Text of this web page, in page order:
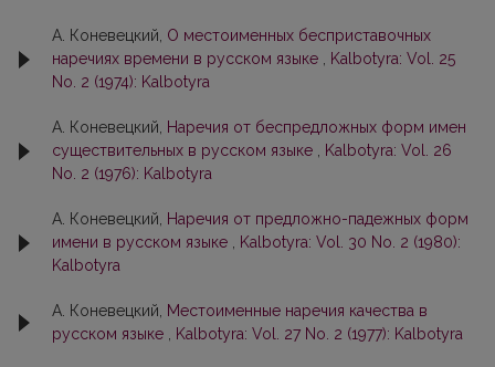
А. Коневецкий, О местоименных бесприставочных
наречиях времени в русском языке
Kalbotyra: Vol. 25
No. 2 (1974): Kalbotyra
А. Коневецкий,
Наречия от беспредложных форм имен
существительных в русском языке
Kalbotyra: Vol. 26
No. 2 (1976): Kalbotyra
А. Коневецкий,
Наречия от предложно-падежных форм
имени в русском языке
Kalbotyra: Vol. 30 No. 2 (1980):
Kalbotyra
А. Коневецкий,
Местоименные наречия качества в
русском языке
Kalbotyra: Vol. 27 No. 2 (1977): Kalbotyra